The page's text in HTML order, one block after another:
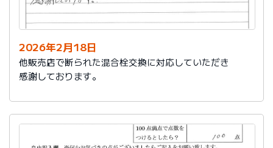
2026年2月18日
他販売店で断られた混合栓交換に対応していただき
感謝しております。